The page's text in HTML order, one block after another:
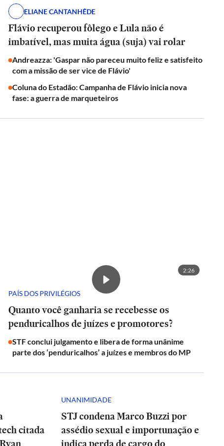
ELIANE CANTANHÊDE
Flávio recuperou fôlego e Lula não é
imbatível, mas muita água (suja) vai rolar
Andreazza: 'Gaspar não pareceu muito feliz e satisfeito
com a missão de ser vice de Flávio'
Coluna do Estadão: Campanha de Flávio inicia nova
fase: a guerra de marqueteiros
2:26
PAÍS DOS PRIVILÉGIOS
Quanto você ganharia se recebesse os
penduricalhos de juízes e promotores?
STF conclui julgamento e libera de forma unânime
parte dos ‘penduricalhos’ a juízes e membros do MP
citada
UNANIMIDADE
STJ condena Marco Buzzi por
assédio sexual e importunação e